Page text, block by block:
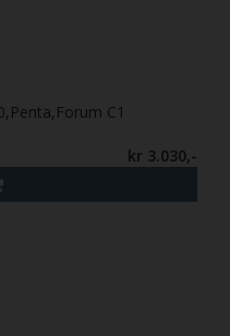
C1
kr 3.030,-